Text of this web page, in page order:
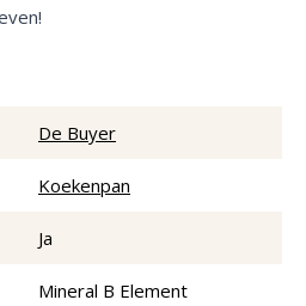
De Buyer
Koekenpan
Ja
Mineral B Element